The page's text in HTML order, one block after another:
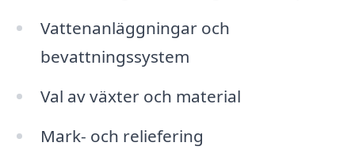
Vattenanläggningar och
bevattningssystem
Val av växter och material
Mark- och reliefering